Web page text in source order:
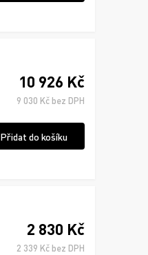
10 926 Kč
9 030 Kč bez DPH
Přidat do košíku
2 830 Kč
2 339 Kč bez DPH